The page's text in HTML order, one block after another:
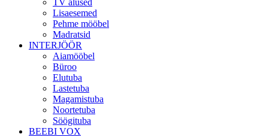
Lisaesemed
Pehme mööbel
Madratsid
INTERJÖÖR
Aiamööbel
Büroo
Elutuba
Lastetuba
Magamistuba
Noortetuba
Söögituba
BEEBI VOX